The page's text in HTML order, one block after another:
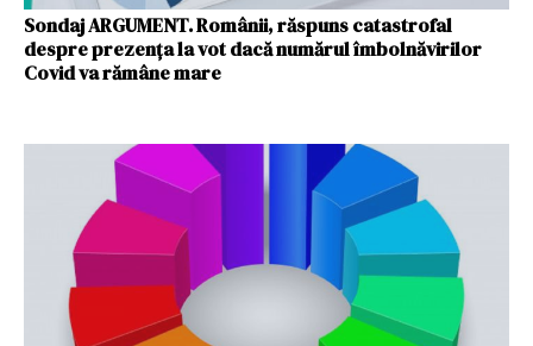
Sondaj ARGUMENT. Românii, răspuns catastrofal
despre prezența la vot dacă numărul îmbolnăvirilor
Covid va rămâne mare